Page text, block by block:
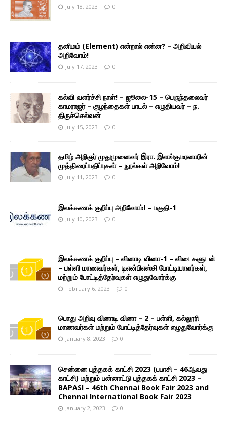
July 18, 2023 0
தனிமம் (Element) என்றால் என்ன? – அறிவியல்
அறிவோம்!
July 17, 2023 0
கல்வி வளர்ச்சி நாள்! – ஜூலை-15 – பெருந்தலைவர்
காமராஜர் – குழந்தைகள் பாடல் – எழுதியவர் – ந.
திருச்செல்வன்
July 15, 2023 0
தமிழ் அறிஞர் முதுமுனைவர் இரா. இளங்குமரனாரின்
முத்திரைப்பதிப்புகள் – நூல்கள் அறிவோம்!
July 11, 2023 0
இலக்கணக் குறிப்பு அறிவோம்! – பகுதி-1
July 10, 2023 0
இலக்கணக் குறிப்பு – வினாடி வினா-1 – விடைகளுடன்
– பள்ளி மாணவர்கள், டிஎன்பிஎஸ்சி போட்டியாளர்கள்,
மற்றும் போட்டித்தேர்வுகள் எழுதுவோர்க்கு
February 6, 2023 0
பொது அறிவு வினாடி வினா – 2 – பள்ளி, கல்லூரி
மாணவர்கள் மற்றும் போட்டித்தேர்வுகள் எழுதுவோர்க்கு
January 8, 2023 0
சென்னை புத்தகக் காட்சி 2023 (பபாசி – 46ஆவது
காட்சி) மற்றும் பன்னாட்டு புத்தகக் காட்சி 2023 –
BAPASI – 46th Chennai Book Fair 2023 and
Chennai International Book Fair 2023
January 2, 2023 0